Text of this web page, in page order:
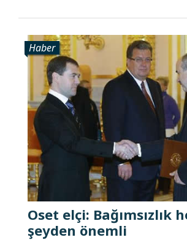
Haber
Oset elçi: Bağımsızlık
şeyden önemli